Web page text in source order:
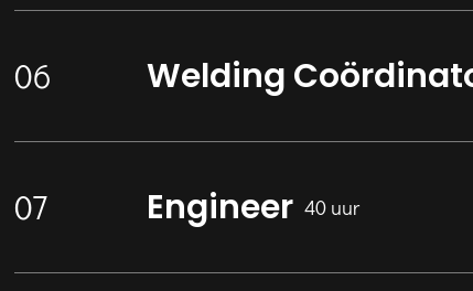
Welding
Engineer 40 uur